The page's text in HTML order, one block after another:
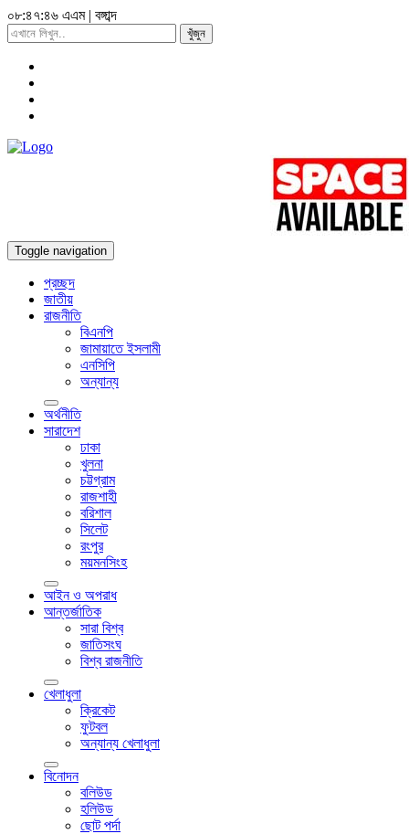
০৮:৪৭:৪৭ এএম| বঙ্গাব্দ
খুঁজুন
Toggle navigation
প্রচ্ছদ
জাতীয়
রাজনীতি
বিএনপি
জামায়াতে ইসলামী
এনসিপি
অন্যান্য
অর্থনীতি
সারাদেশ
ঢাকা
খুলনা
চট্টগ্রাম
রাজশাহী
বরিশাল
সিলেট
রংপুর
ময়মনসিংহ
আইন ও অপরাধ
আন্তর্জাতিক
সারা বিশ্ব
জাতিসংঘ
বিশ্ব রাজনীতি
খেলাধুলা
ক্রিকেট
ফুটবল
অন্যান্য খেলাধুলা
বিনোদন
বলিউড
হলিউড
ছোট পর্দা